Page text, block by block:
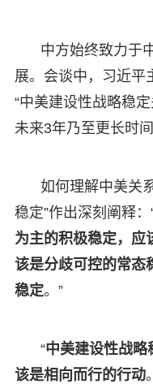
中方始终致力于
展。会谈中，习近平
“中美建设性战略稳
未来3年乃至更长时
如何理解中美关
稳定”作出深刻阐释：
为主的积极稳定，应
该是分歧可控的常态
稳定。”
“中美建设性战略
该是相向而行的行动